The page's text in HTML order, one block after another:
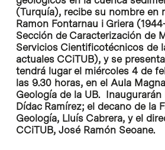
(Turquía), recibe su nombre en
Ramon Fontarnau i Griera
Sección de Caracterización de
Servicios Cientificotécnicos de
actuales CCiTUB), y se
tendrá lugar el miércoles 4 de
las 9.30 horas, en el Aula
Geología de la UB.
Dídac Ramírez; el decano de la
Geología, Lluís Cabrera, y el
CCiTUB, José Ramón Seoane.